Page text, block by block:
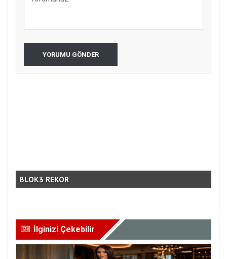
YORUMU GÖNDER
BLOK3 REKOR
İlginizi Çekebilir